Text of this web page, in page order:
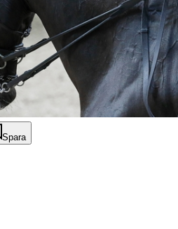
Spara